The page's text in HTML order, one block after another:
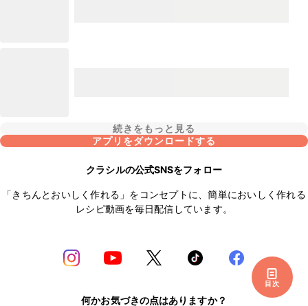
目次
続きをもっと見る
アプリをダウンロードする
クラシルの公式SNSをフォロー
「きちんとおいしく作れる」をコンセプトに、簡単においしく作れる
レシピ動画を毎日配信しています。
何かお気づきの点はありますか？